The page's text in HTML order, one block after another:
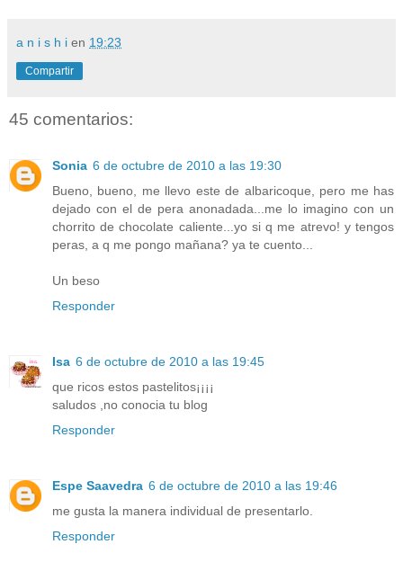
a n i s h i en 19:23
Compartir
45 comentarios:
Sonia 6 de octubre de 2010 a las 19:30
Bueno, bueno, me llevo este de albaricoque, pero me has
dejado con el de pera anonadada...me lo imagino con un
chorrito de chocolate caliente...yo si q me atrevo! y tengos
peras, a q me pongo mañana? ya te cuento...
Un beso
Responder
Isa 6 de octubre de 2010 a las 19:45
que ricos estos pastelitos¡¡¡¡
saludos ,no conocia tu blog
Responder
Espe Saavedra 6 de octubre de 2010 a las 19:46
me gusta la manera individual de presentarlo.
Responder